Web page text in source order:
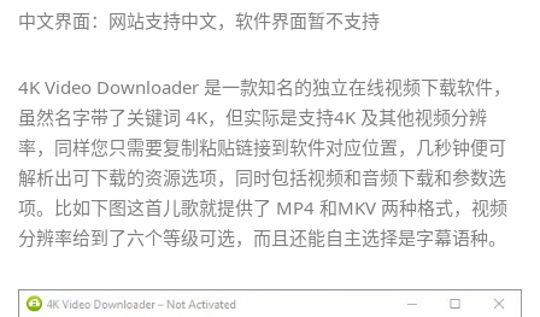
中文界面：网站支持中文，软件界面暂不支持
4K Video Downloader 是一款知名的独立在线视频下载软件，
虽然名字带了关键词 4K，但实际是支持4K 及其他视频分辨
率，同样您只需要复制粘贴链接到软件对应位置，几秒钟便可
解析出可下载的资源选项，同时包括视频和音频下载和参数选
项。比如下图这首儿歌就提供了 MP4 和MKV 两种格式，视频
分辨率给到了六个等级可选，而且还能自主选择是字幕语种。